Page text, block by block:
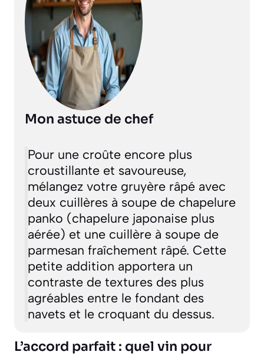
Mon astuce de chef
Pour une croûte encore plus
croustillante et savoureuse,
mélangez votre gruyère râpé avec
deux cuillères à soupe de chapelure
panko (chapelure japonaise plus
aérée) et une cuillère à soupe de
parmesan fraîchement râpé. Cette
petite addition apportera un
contraste de textures des plus
agréables entre le fondant des
navets et le croquant du dessus.
L’accord parfait : quel vin pour